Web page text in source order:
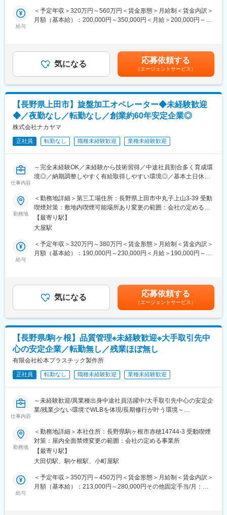
ます。
■当社の特徴/魅力：
・東証グロース上場グループの一員として安定した事業基盤があ
り、他製造業との技術交流や多様な成長機会が広がっています。
・自社開発・製造・販売の一貫体制！ ものづくり全体に関われる
からこそ感じられる、確かなやりがいがあります。
・有給取得率80％！年間休日125日など、プライベートも大切に
できるからこそ、長く安心して働ける環境です。
・チームで協力し、着実に成長！経験を重ねながら、長野で腰を
据えて働き続けられます。
お客様のニーズや最新技術を取り入れながら、より安全で高性能
な製品を世に送り出します。既存製品のアップデートだけでな
く、お客様の声に基づく新製品の開発にも積極的に取り組んでお
■職務詳細：
自分のアイデアや設計が、確かな技術となり、社会の「安全」を
・ソフトウェア開発、電子回路設計、プリント基板設計、製品完
成時の検証・評価 等
※県内、県外へ宿泊出張あり
■組織構成：
技術部は長野本社に部長1名（50代）及び社員3名（40代1名、20
代2名）が、安曇野オフィスには社員2名（60代1名、50代1名）が
在籍しております。
繁忙期に最大月30時間程度の残業が発生しますが、通常、残業が
ない場合は若手の方も含めて定時で帰りやすい雰囲気です。
■扱うサービス：
盤や、環境数値を表示する環境表示器、接近検知機器など、現場
の安全確保に直結する製品群を手掛けています。
わることができます。チームワークと個々の成長が重視されてい
ます。
■当社の特徴/魅力：
・東証グロース上場グループの一員として安定した事業基盤があ
り、他製造業との技術交流や多様な成長機会が広がっています。
・自社開発・製造・販売の一貫体制！ ものづくり全体に関われる
からこそ感じられる、確かなやりがいがあります。
・有給取得率80％！年間休日125日など、プライベートも大切に
できるからこそ、長く安心して働ける環境です。
変更の範囲：会社の定める業務
給与
＜予定年収＞320万円～560万円＜賃金形態＞月給制＜賃金内訳＞
月額（基本給）：200,000円～350,000円＜月給＞200,000円～
変動する場合があります。■昇給：年1回■賞与：年2回賃金はあく
までも目安の金額であり、選考を通じて上下する可能性がありま
す。月給(月額)は固定手当を含めた表記です。
気になる 応募依頼する
（エージェントサービス）
【長野県上田市】旋盤加工オペレーター◆未経験歓迎
◆／夜勤なし／転勤なし／創業約60年安定企業◎
株式会社ナカヤマ
正社員 転勤なし 職種未経験歓迎 業種未経験歓迎
仕事内容
～完全未経験OK／未経験から技術習得／中途社員割合多く育成環
境◎／納期調整しやすく有給取得しやすい環境◎／基本土日休み
★精密機械部品の加工/加工機械の操作が習得できます
★職種未経験歓迎・業種未経験歓迎
■業務概要
当社第三工場にて、各種精密機械部品の加工に携わるオペレータ
ー業務をお任せします。NC旋盤・汎用旋盤・マシニングセンター
等の加工機械を用いて、半導体装置部品をはじめとした多様な金
■具体的には
半導体装置向け部品を中心に、大型金属板から繊細な部品まで幅
広い製品の加工を行っています。
・機械への部品着脱
・バリ取り作業
・部品検査（ノギスやマイクロメーター等を使用）
■業務の特徴
工条件の調整、加工後のバリ取りや品質チェックまで一連の流れ
を担当します。
・未経験の方には基礎から丁寧に指導し、段階的に技術を習得で
きる教育体制を整えています。
■組織構成
中。
マシニング組10名・旋盤組8名の2チーム体制です。幅広い年齢層
勤務地
＜勤務地詳細＞第三工場住所：長野県上田市中丸子上山3-39 受動
喫煙対策：敷地内喫煙可能場所あり変更の範囲：会社の定める事
業所
【最寄り駅】
大屋駅
給与
＜予定年収＞320万円～380万円＜賃金形態＞月給制＜賃金内訳＞
月額（基本給）：190,000円～230,000円＜月給＞190,000円～
の金額であり、選考を通じて上下する可能性があります。月給(月
額)は固定手当を含めた表記です。
気になる 応募依頼する
（エージェントサービス）
【長野県/駒ヶ根】品質管理※未経験歓迎※大手取引先中
心の安定企業／転勤無し／残業ほぼ無し
有限会社松本プラスチック製作所
正社員 転勤なし 職種未経験歓迎 業種未経験歓迎
仕事内容
～未経験歓迎/異業種出身中途社員活躍中/大手取引先中心の安定企
業/残業少ない環境でWLBを体現/長期修行が叶う環境～
■業務内容：
マリンレジャーや日用品などのプラスチック部品の成型を行う当
社にて、品質管理をお任せいたします。
■業務詳細：
※ノギス、3D検査機を使用した製品測定の業務をメインでお任せ
いたします。
・測定業務
勤務地
＜勤務地詳細＞本社住所：長野県駒ヶ根市赤穂14744-3 受動喫煙
対策：屋内全面禁煙変更の範囲：会社の定める事業所
【最寄り駅】
大田切駅、駒ケ根駅、小町屋駅
給与
＜予定年収＞350万円～450万円＜賃金形態＞月給制＜賃金内訳＞
月額（基本給）：213,000円～280,000円その他固定手当/月：